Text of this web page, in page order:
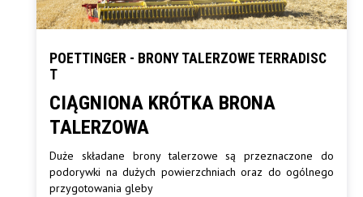
POETTINGER - BRONY TALERZOWE TERRADISC
T
CIĄGNIONA KRÓTKA BRONA
TALERZOWA
Duże składane brony talerzowe są przeznaczone do
podorywki na dużych powierzchniach oraz do ogólnego
przygotowania gleby